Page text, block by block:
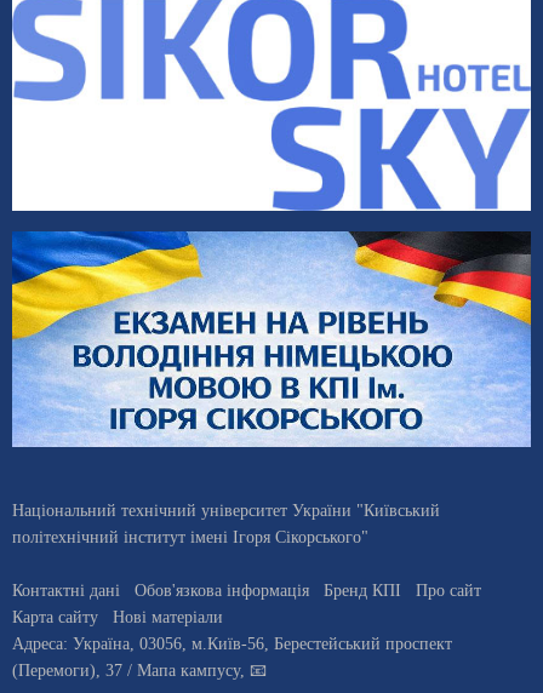
Національний технічний університет України "Київський
політехнічний інститут імені Ігоря Сікорського"
Контактні дані Обов'язкова інформація Бренд КПІ
Про сайт
Карта сайту
Нові матеріали
Адреса: Україна 03056 , м. Київ-56, Берестейський проспект
(Перемоги), 37 / Мапа кампусу, 📧